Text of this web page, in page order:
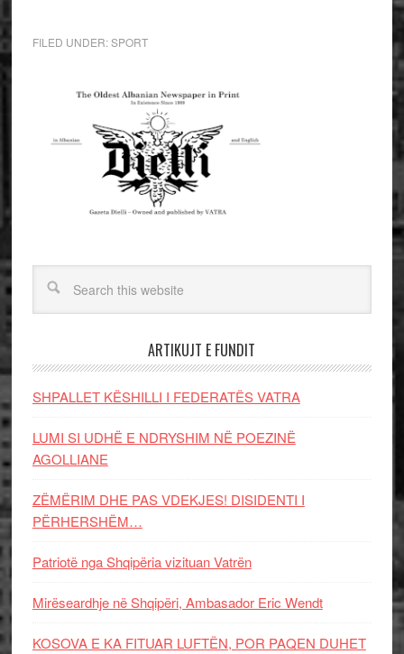
FILED UNDER:SPORT
ARTIKUJT E FUNDIT
SHPALLET KËSHILLI I FEDERATËS VATRA
LUMI SI UDHË E NDRYSHIM NË POEZINË
AGOLLIANE
ZËMËRIM DHE PAS VDEKJES! DISIDENTI I
PËRHERSHËM…
Patriotë nga Shqipëria vizituan Vatrën
Mirëseardhje në Shqipëri, Ambasador Eric Wendt
KOSOVA E KA FITUAR LUFTËN, POR PAQEN DUHET